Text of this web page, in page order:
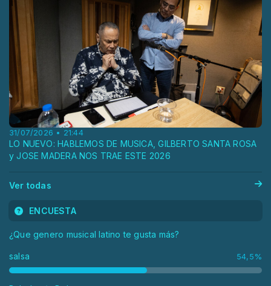
31/07/2026 • 21:44
LO NUEVO: HABLEMOS DE MUSICA, GILBERTO SANTA ROSA
y JOSE MADERA NOS TRAE ESTE 2026
Ver todas
ENCUESTA
¿Que genero musical latino te gusta más?
salsa 54,5%